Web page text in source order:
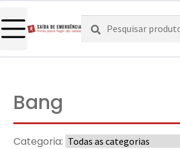
Pesquisar
por:
Pesquisa
Bang
Categoria: